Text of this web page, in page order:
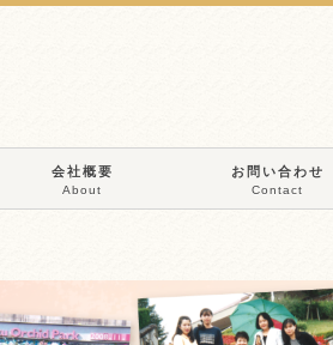
会社概要
About
お問い合わせ
Contact